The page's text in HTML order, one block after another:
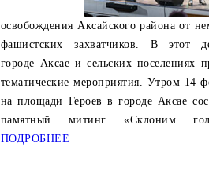
освобождения Аксайского района от
фашистских захватчиков. В этот
городе Аксае и сельских поселениях
тематические мероприятия. Утром 14
на площади Героев в городе Аксае
памятный митинг «Склоним
ПОДРОБНЕЕ